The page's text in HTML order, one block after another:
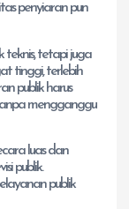
penyiaran pun
tetapi juga
tinggi, terlebih
publik harus
mengganggu
luas dan
publik.
publik